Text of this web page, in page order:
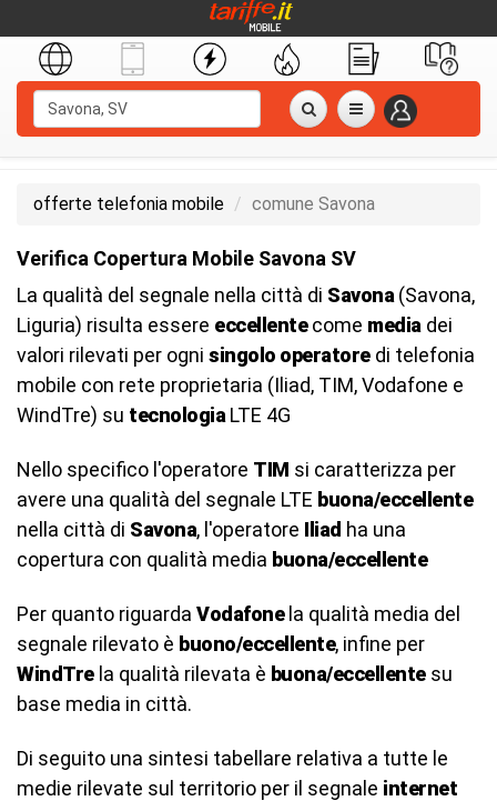
offerte telefonia mobile comune Savona
Verifica Copertura Mobile Savona SV
La qualità del segnale nella città di Savona (Savona,
Liguria) risulta essere eccellentecome media dei
valori rilevati per ogni singolo operatoredi telefonia
mobile con rete proprietaria (Iliad, TIM, Vodafone e
WindTre) su tecnologia LTE 4G
Nello specifico l'operatore TIM si caratterizza per
avere una qualità del segnale LTE buona/eccellente
nella città di Savona, l'operatore Iliad ha una
copertura con qualità media buona/eccellente
Per quanto riguarda Vodafonela qualità media del
segnale rilevato è buono/eccellente, infine per
WindTrela qualità rilevata è buona/eccellentesu
base media in città.
Di seguito una sintesi tabellare relativa a tutte le
medie rilevate sul territorio per il segnale internet